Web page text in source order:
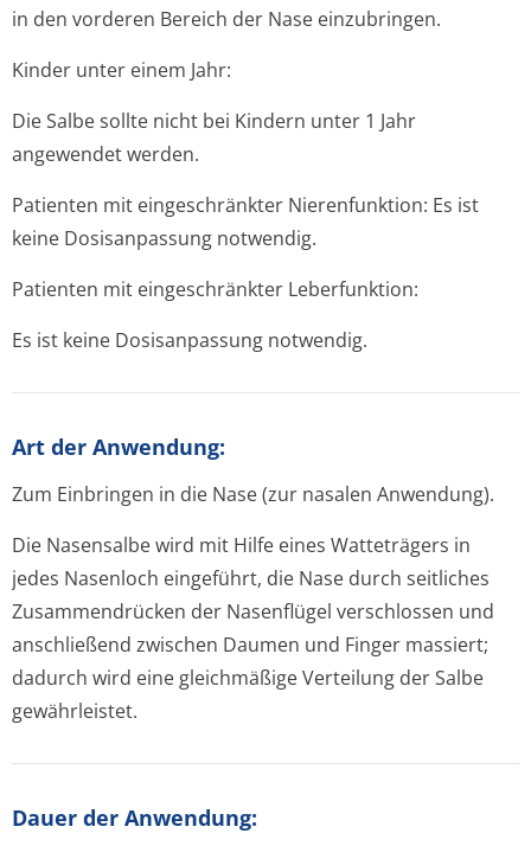
in den vorderen Bereich der Nase einzubringen.
Kinder unter einem Jahr:
Die Salbe sollte nicht bei Kindern unter 1 Jahr
angewendet werden.
Patienten mit eingeschränkter Nierenfunktion: Es ist
keine Dosisanpassung notwendig.
Patienten mit eingeschränkter Leberfunktion:
Es ist keine Dosisanpassung notwendig.
Art der Anwendung:
Zum Einbringen in die Nase (zur nasalen Anwendung).
Die Nasensalbe wird mit Hilfe eines Watteträgers in
jedes Nasenloch eingeführt, die Nase durch seitliches
Zusammendrücken der Nasenflügel verschlossen und
anschließend zwischen Daumen und Finger massiert;
dadurch wird eine gleichmäßige Verteilung der Salbe
gewährleistet.
Dauer der Anwendung: